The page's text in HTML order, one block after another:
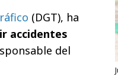
(DGT), ha
accidentes
del